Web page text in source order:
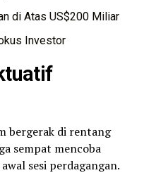
di Atas US$200 Miliar
Investor
bergerak di rentang
sempat mencoba
sesi perdagangan.